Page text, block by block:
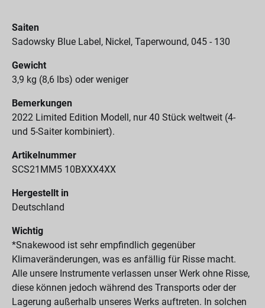
Saiten
Sadowsky Blue Label, Nickel, Taperwound, 045 - 130
Gewicht
3,9 kg (8,6 lbs) oder weniger
Bemerkungen
2022 Limited Edition Modell, nur 40 Stück weltweit (4-
und 5-Saiter kombiniert).
Artikelnummer
SCS21MM5 10BXXX4XX
Hergestellt in
Deutschland
Wichtig
*Snakewood ist sehr empfindlich gegenüber
Klimaveränderungen, was es anfällig für Risse macht.
Alle unsere Instrumente verlassen unser Werk ohne Risse,
diese können jedoch während des Transports oder der
Lagerung außerhalb unseres Werks auftreten. In solchen